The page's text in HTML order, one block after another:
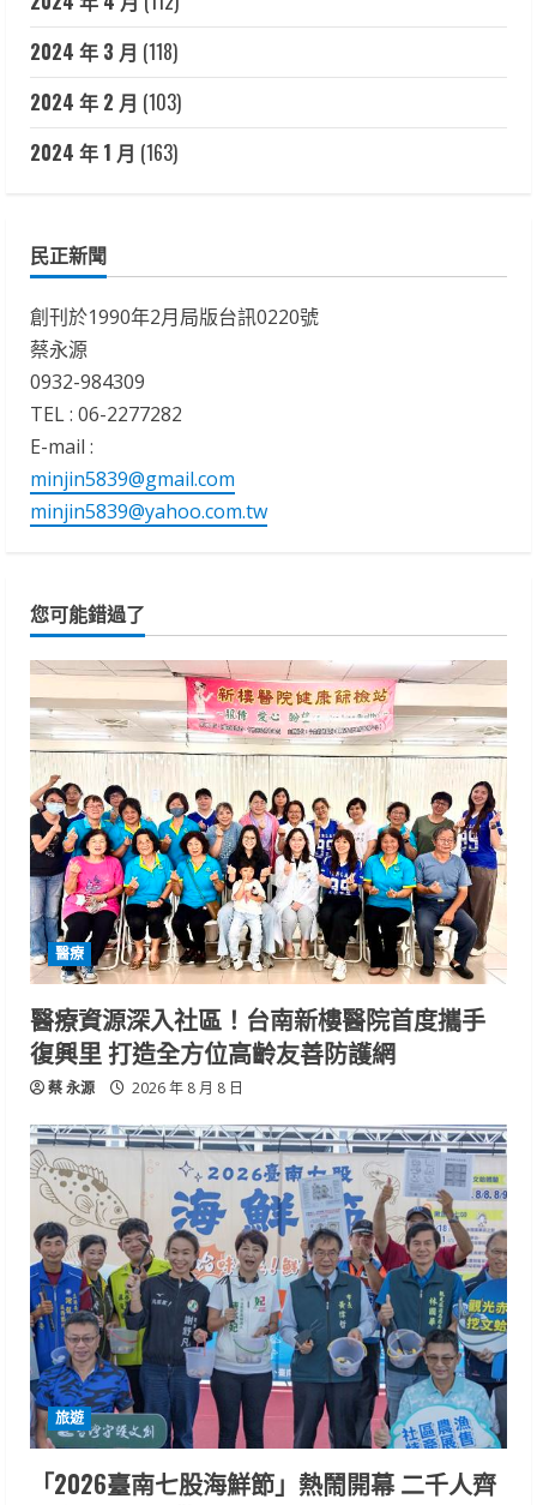
2024 年 3 月 (118)
2024 年 2 月 (103)
2024 年 1 月 (163)
民正新聞
創刊於1990年2月局版台訊0220號
蔡永源
0932-984309
TEL : 06-2277282
E-mail :
minjin5839@gmail.com
minjin5839@yahoo.com.tw
您可能錯過了
醫療
醫療資源深入社區！台南新樓醫院首度攜手
復興里 打造全方位高齡友善防護網
蔡 永源 2026 年 8 月 8 日
旅遊
「2026臺南七股海鮮節」熱鬧開幕 二千人齊